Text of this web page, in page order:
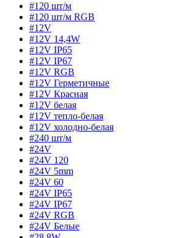
#120 шт/м
#120 шт/м RGB
#12V
#12V 14,4W
#12V IP65
#12V IP67
#12V RGB
#12V Герметичные
#12V Красная
#12V белая
#12V тепло-белая
#12V холодно-белая
#240 шт/м
#24V
#24V 120
#24V 5mm
#24V 60
#24V IP65
#24V IP67
#24V RGB
#24V Белые